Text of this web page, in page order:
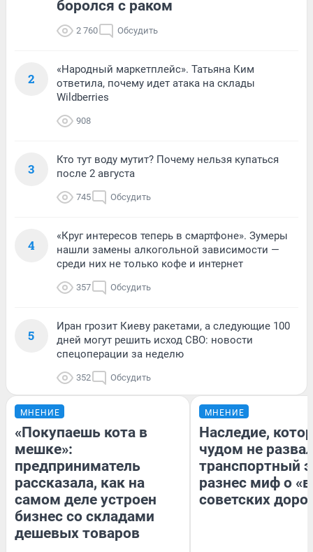
боролся с раком
2 760 Обсудить
2
«Народный маркетплейс». Татьяна Ким
ответила, почему идет атака на склады
Wildberries
908
3
Кто тут воду мутит? Почему нельзя купаться
после 2 августа
745 Обсудить
4
«Круг интересов теперь в смартфоне». Зумеры
нашли замены алкогольной зависимости —
среди них не только кофе и интернет
357 Обсудить
5
Иран грозит Киеву ракетами, а следующие 100
дней могут решить исход СВО: новости
спецоперации за неделю
352 Обсудить
МНЕНИЕ
«Покупаешь кота в
мешке»:
предприниматель
рассказала, как на
самом деле устроен
бизнес со складами
дешевых товаров
МНЕНИЕ
Наследие,
чудом не
транспортный
разнес миф о
советских